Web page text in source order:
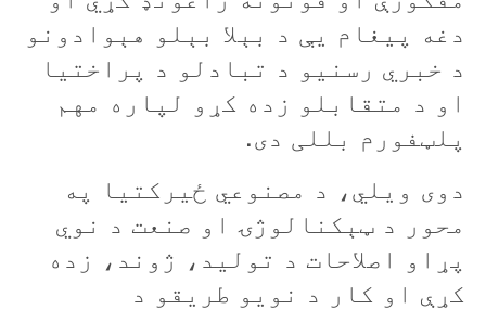
دغه پيغام يې د بېلا بېلو هېوادونو
د خبري رسنيو د تبادلو د پراختيا
او د متقابلو زده کړو لپاره مهم
پلټفورم بللی دی.
دوی ویلي، د مصنوعي ځيرکتيا په
محور د ټېکنالوژۍ او صنعت د نوي
پړاو اصلاحات د توليد، ژوند، زده
کړې او کار د نويو طريقو د